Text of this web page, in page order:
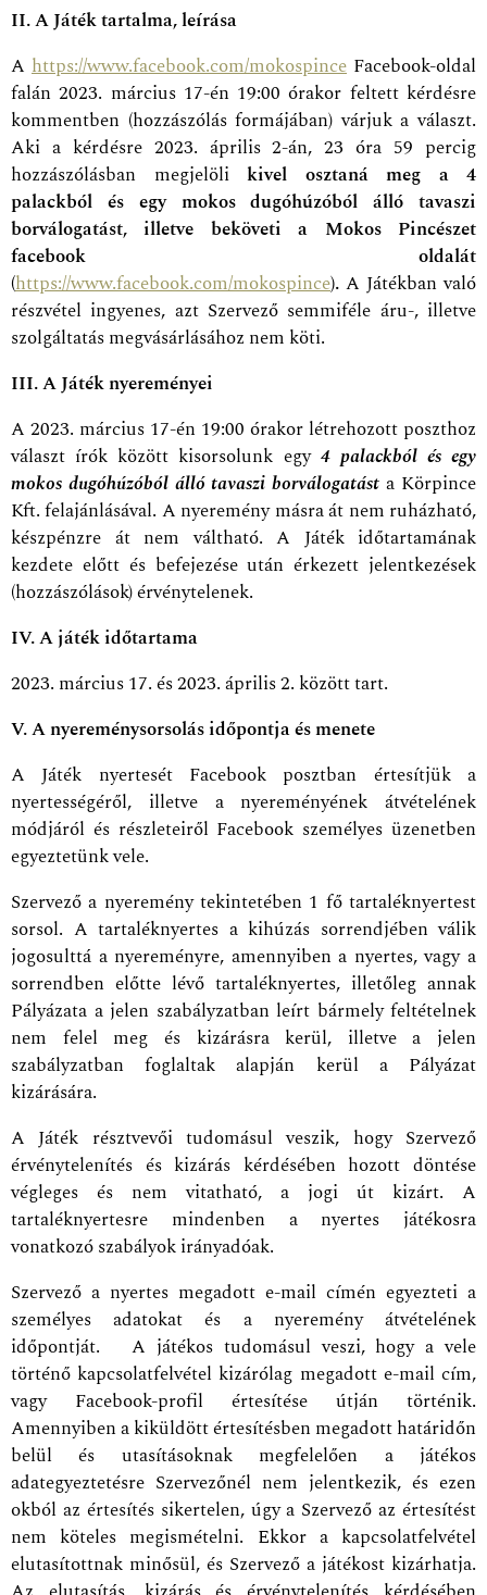
II. A Játék tartalma, leírása
A https://www.facebook.com/mokospince Facebook-oldal
falán 2023. március 17-én 19:00 órakor feltett kérdésre
kommentben (hozzászólás formájában) várjuk a választ.
Aki a kérdésre 2023. április 2-án, 23 óra 59 percig
hozzászólásban megjelöli kivel osztaná meg a 4
palackból és egy mokos dugóhúzóból álló tavaszi
borválogatást, illetve beköveti a Mokos Pincészet
facebook oldalát
(https://www.facebook.com/mokospince). A Játékban való
részvétel ingyenes, azt Szervező semmiféle áru-, illetve
szolgáltatás megvásárlásához nem köti.
III. A Játék nyereményei
A 2023. március 17-én 19:00 órakor létrehozott poszthoz
választ írók között kisorsolunk egy 4 palackból és egy
mokos dugóhúzóból álló tavaszi borválogatást a Körpince
Kft. felajánlásával. A nyeremény másra át nem ruházható,
készpénzre át nem váltható. A Játék időtartamának
kezdete előtt és befejezése után érkezett jelentkezések
(hozzászólások) érvénytelenek.
IV. A játék időtartama
2023. március 17. és 2023. április 2. között tart.
V. A nyereménysorsolás időpontja és menete
A Játék nyertesét Facebook posztban értesítjük a
nyertességéről, illetve a nyereményének átvételének
módjáról és részleteiről Facebook személyes üzenetben
egyeztetünk vele.
Szervező a nyeremény tekintetében 1 fő tartaléknyertest
sorsol. A tartaléknyertes a kihúzás sorrendjében válik
jogosulttá a nyereményre, amennyiben a nyertes, vagy a
sorrendben előtte lévő tartaléknyertes, illetőleg annak
Pályázata a jelen szabályzatban leírt bármely feltételnek
nem felel meg és kizárásra kerül, illetve a jelen
szabályzatban foglaltak alapján kerül a Pályázat
kizárására.
A Játék résztvevői tudomásul veszik, hogy Szervező
érvénytelenítés és kizárás kérdésében hozott döntése
végleges és nem vitatható, a jogi út kizárt. A
tartaléknyertesre mindenben a nyertes játékosra
vonatkozó szabályok irányadóak.
Szervező a nyertes megadott e-mail címén egyezteti a
személyes adatokat és a nyeremény átvételének
időpontját. A játékos tudomásul veszi, hogy a vele
történő kapcsolatfelvétel kizárólag megadott e-mail cím,
vagy Facebook-profil értesítése útján történik.
Amennyiben a kiküldött értesítésben megadott határidőn
belül és utasításoknak megfelelően a játékos
adategyeztetésre Szervezőnél nem jelentkezik, és ezen
okból az értesítés sikertelen, úgy a Szervező az értesítést
nem köteles megismételni. Ekkor a kapcsolatfelvétel
elutasítottnak minősül, és Szervező a játékost kizárhatja.